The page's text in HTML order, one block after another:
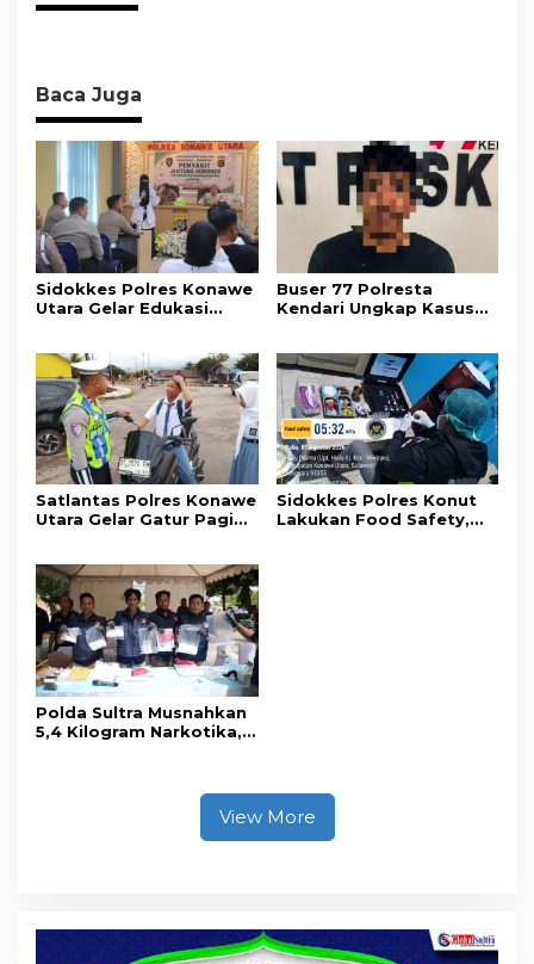
Baca Juga
Sidokkes Polres Konawe
Utara Gelar Edukasi
Kesadaran Personel
akan Pentingnya Hidup
Sehat
Buser 77 Polresta
Kendari Ungkap Kasus
Diamankan
Satlantas Polres Konawe
Utara Gelar Gatur Pagi
Lantas dan Pelayanan
Masyarakat
Sidokkes Polres Konut
Lakukan Food Safety,
Polda Sultra Musnahkan
5,4 Kilogram Narkotika,
View More